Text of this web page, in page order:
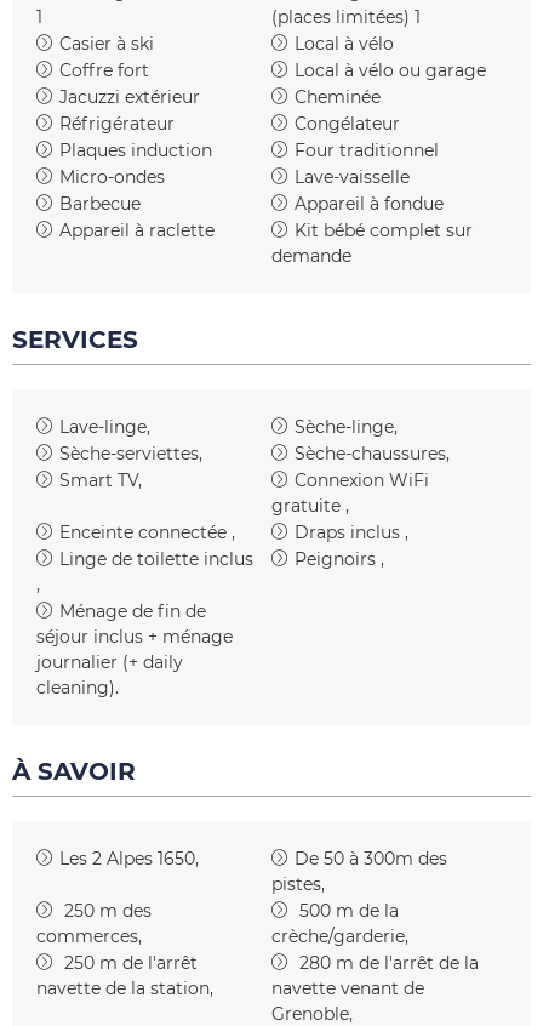
1
(places limitées) 1
Casier à ski
Local à vélo
Coffre fort
Local à vélo ou garage
Jacuzzi extérieur
Cheminée
Réfrigérateur
Congélateur
Plaques induction
Four traditionnel
Micro-ondes
Lave-vaisselle
Barbecue
Appareil à fondue
Appareil à raclette
Kit bébé complet sur
demande
SERVICES
Lave-linge
Sèche-linge
Sèche-serviettes
Sèche-chaussures
Smart TV
Connexion WiFi
gratuite
Enceinte connectée
Draps inclus
Linge de toilette inclus
Peignoirs
Ménage de fin de
séjour inclus + ménage
journalier (+ daily
cleaning)
À SAVOIR
Les 2 Alpes 1650
De 50 à 300m des
pistes
250 m des
commerces
500 m de la
crèche/garderie
250 m de l'arrêt
navette de la station
280 m de l'arrêt de la
navette venant de
Grenoble